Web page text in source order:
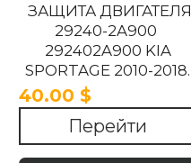
ЗАЩИТА ДВИГАТЕЛЯ
29240-2A900
292402A900 KIA
SPORTAGE 2010-2018.
40.00 $
Перейти